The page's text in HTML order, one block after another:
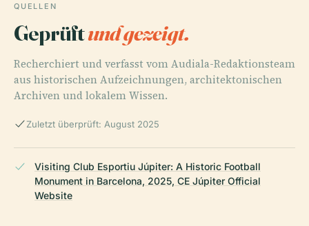
QUELLEN
Geprüftund gezeigt.
Recherchiert und verfasst vom Audiala-Redaktionsteam
aus historischen Aufzeichnungen, architektonischen
Archiven und lokalem Wissen.
Zuletzt überprüft: August 2025
Visiting Club Esportiu Júpiter: A Historic Football
Monument in Barcelona, 2025, CE Júpiter Official
Website